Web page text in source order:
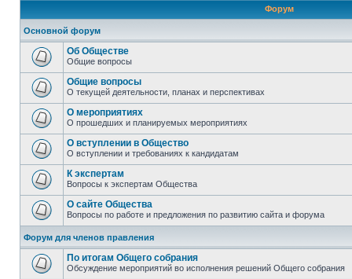
Форум
Основной форум
Об Обществе
Общие вопросы
Общие вопросы
О текущей деятельности, планах и перспективах
О мероприятиях
О прошедших и планируемых мероприятиях
О вступлении в Общество
О вступлении и требованиях к кандидатам
К экспертам
Вопросы к экспертам Общества
О сайте Общества
Вопросы по работе и предложения по развитию сайта и форума
Форум для членов правления
По итогам Общего собрания
Обсуждение мероприятий во исполнения решений Общего собрания